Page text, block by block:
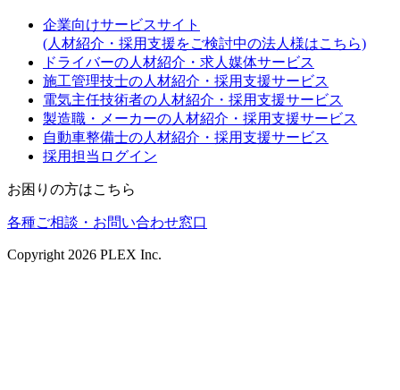
企業向けサービスサイト
(人材紹介・採用支援をご検討中の法人様はこちら)
ドライバーの人材紹介・求人媒体サービス
施工管理技士の人材紹介・採用支援サービス
電気主任技術者の人材紹介・採用支援サービス
製造職・メーカーの人材紹介・採用支援サービス
自動車整備士の人材紹介・採用支援サービス
採用担当ログイン
お困りの方はこちら
各種ご相談・お問い合わせ窓口
Copyright 2026 PLEX Inc.